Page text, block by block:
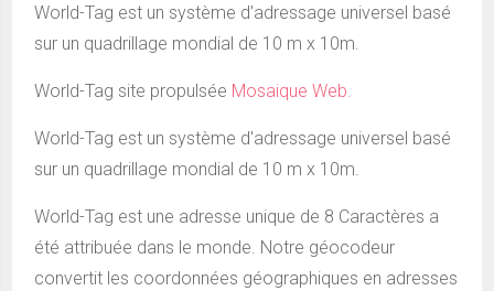
World-Tag est un système d'adressage universel basé
sur un quadrillage mondial de 10 m x 10m.
World-Tag site propulsée Mosaique Web.
World-Tag est un système d'adressage universel basé
sur un quadrillage mondial de 10 m x 10m.
World-Tag est une adresse unique de 8 Caractères a
été attribuée dans le monde. Notre géocodeur
convertit les coordonnées géographiques en adresses